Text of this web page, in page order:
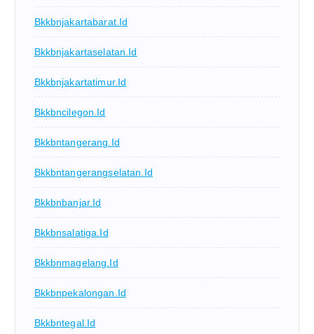
Bkkbnjakartabarat.id
Bkkbnjakartaselatan.id
Bkkbnjakartatimur.id
Bkkbncilegon.id
Bkkbntangerang.id
Bkkbntangerangselatan.id
Bkkbnbanjar.id
Bkkbnsalatiga.id
Bkkbnmagelang.id
Bkkbnpekalongan.id
Bkkbntegal.id